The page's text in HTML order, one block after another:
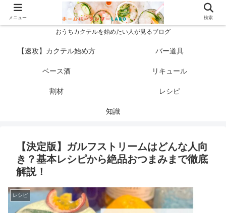
おうちカクテルを始めたい人が見るブログ
【速攻】カクテル始め方 バー道具
ベース酒 リキュール
割材 レシピ
知識
【決定版】ガルフストリームはどんな人向
き？基本レシピから絶品おつまみまで徹底
解説！
レシピ
メニュー 検索